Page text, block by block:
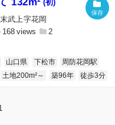
(初)
武上字花岡
168 2
山口県 下松市
周防花岡駅
土地200m²～ 築96年 徒歩3分